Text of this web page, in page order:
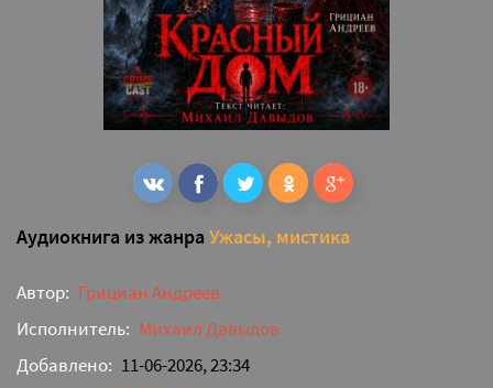
Аудиокнига из жанра Ужасы, мистика
Автор: Грициан Андреев
Исполнитель: Михаил Давыдов
Добавлено: 11-06-2026, 23:34